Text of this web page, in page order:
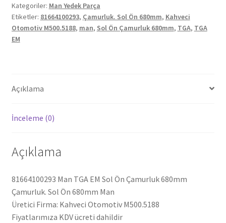
Çamurluk
680mm
81664100293
adet
Kategoriler: Man Yedek Parça
Etiketler: 81664100293, Çamurluk. Sol Ön 680mm, Kahveci
Otomotiv M500.5188, man, Sol Ön Çamurluk 680mm, TGA, TGA
EM
Açıklama
İnceleme (0)
Açıklama
81664100293 Man TGA EM Sol Ön Çamurluk 680mm
Çamurluk. Sol Ön 680mm Man
Üretici Firma: Kahveci Otomotiv M500.5188
Fiyatlarımıza KDV ücreti dahildir